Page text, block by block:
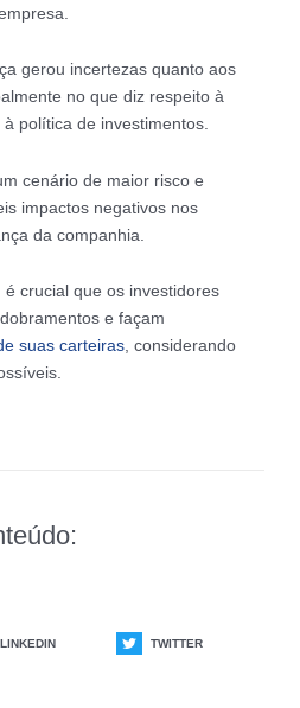
gerou incertezas quanto aos
no que diz respeito à
política de investimentos.
cenário de maior risco e
impactos negativos nos
da companhia.
crucial que os investidores
e façam
suas carteiras, considerando
LINKEDIN TWITTER